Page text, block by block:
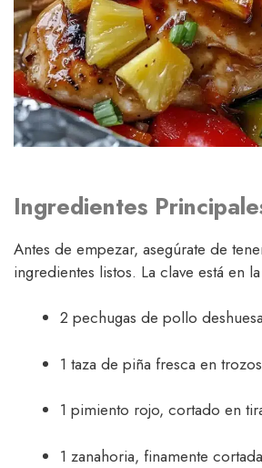
Ingredientes
Antes de empezar, asegúrate de
ingredientes listos. La clave está en
2 pechugas de pollo
1 taza de piña fresca en trozos
1 pimiento rojo, cortado en
1 zanahoria, finamente cortada